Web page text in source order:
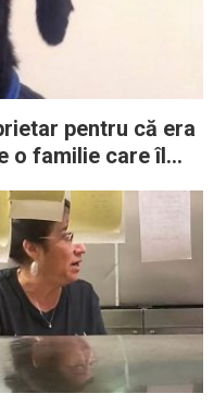
pentru că era
o familie care îl